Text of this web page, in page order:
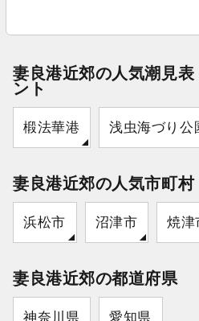
妻良港近郊の人気潮見
ント
椴法華港 浅虫海づり公
妻良港近郊の人気市町村
浜松市 沼津市 焼津
妻良港近郊の都道府県
神奈川県 愛知県